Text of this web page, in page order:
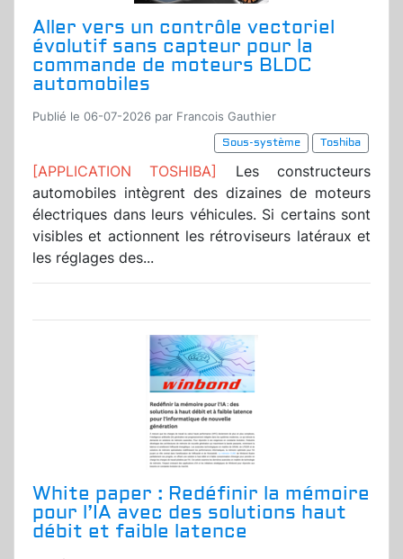
Aller vers un contrôle vectoriel
évolutif sans capteur pour la
commande de moteurs BLDC
automobiles
Publié le 06-07-2026 par Francois Gauthier
Sous-système
Toshiba
[APPLICATION TOSHIBA]
Les constructeurs
automobiles intègrent des dizaines de moteurs
électriques dans leurs véhicules. Si certains sont
visibles et actionnent les rétroviseurs latéraux et
les réglages des...
White paper : Redéfinir la mémoire
pour l’IA avec des solutions haut
débit et faible latence